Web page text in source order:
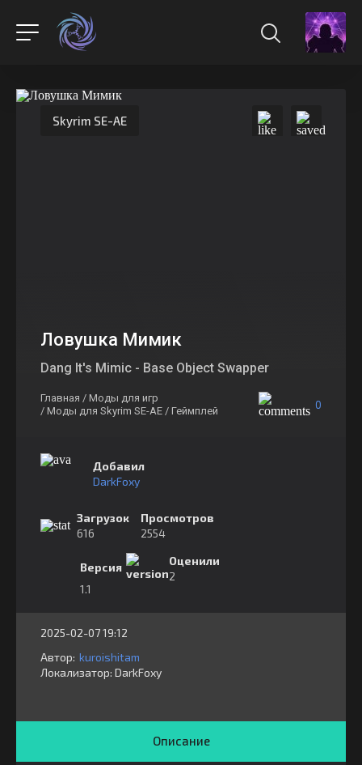
Skyrim SE-AE
Ловушка Мимик
Dang It's Mimic - Base Object Swapper
Главная / Моды для игр
/ Моды для Skyrim SE-AE / Геймплей 0
Добавил
DarkFoxy
Загрузок
616
Просмотров
2554
Версия
1.1
Оценили
2
2025-02-07 19:12
Автор: kuroishitam
Локализатор: ⁣⁣⁣DarkFoxy
Описание